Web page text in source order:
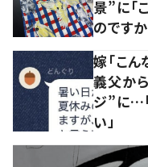
景”に「
のですか
嫁「こん
義父か
ジ”に…
い」